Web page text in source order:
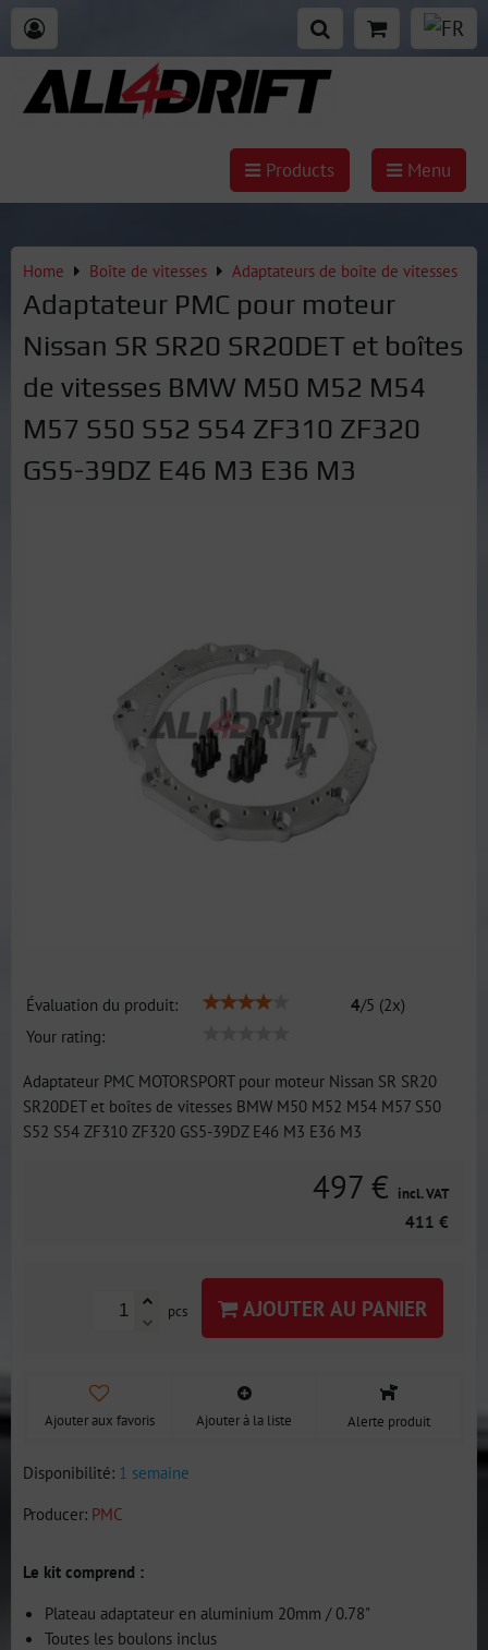
Products Menu
Home Boîte de vitesses Adaptateurs de boîte de vitesses
Adaptateur PMC pour moteur
Nissan SR SR20 SR20DET et boîtes
de vitesses BMW M50 M52 M54
M57 S50 S52 S54 ZF310 ZF320
GS5-39DZ E46 M3 E36 M3
Évaluation du produit: 4/5 (2x)
Your rating:
Adaptateur PMC MOTORSPORT pour moteur Nissan SR SR20
SR20DET et boîtes de vitesses BMW M50 M52 M54 M57 S50
S52 S54 ZF310 ZF320 GS5-39DZ E46 M3 E36 M3
497 € incl. VAT
411 €
pcs AJOUTER AU PANIER
Ajouter aux favoris Ajouter à la liste Alerte produit
Disponibilité: 1 semaine
Producer: PMC
Le kit comprend :
Plateau adaptateur en aluminium 20mm / 0.78"
Toutes les boulons inclus